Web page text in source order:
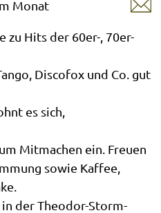
Monat
zu Hits der 60er-, 70er-
Discofox und Co. gut
es sich,
Mitmachen ein. Freuen
sowie Kaffee,
der Theodor-Storm-